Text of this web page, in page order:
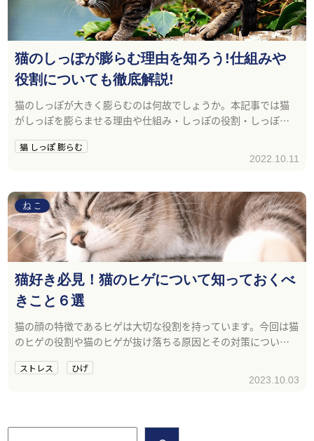
猫のしっぽが膨らむ理由を知ろう!仕組みや
役割についても徹底解説!
猫のしっぽが大きく膨らむのは何故でしょうか。本記事では猫
がしっぽを膨らませる理由や仕組み・しっぽの役割・しっぽの
猫 しっぽ 膨らむ
2022.10.11
ねこ
猫好き必見！猫のヒゲについて知っておくべ
きこと６選
猫の顔の特徴であるヒゲは大切な役割を持っています。今回は猫
のヒゲの役割や猫のヒゲが抜け落ちる原因とその対策について
ストレス ひげ
2023.10.03
検索